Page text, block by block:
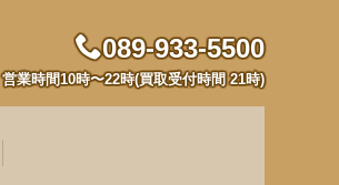
089-933-5500
営業時間10時〜22時(買取受付時間 21時)